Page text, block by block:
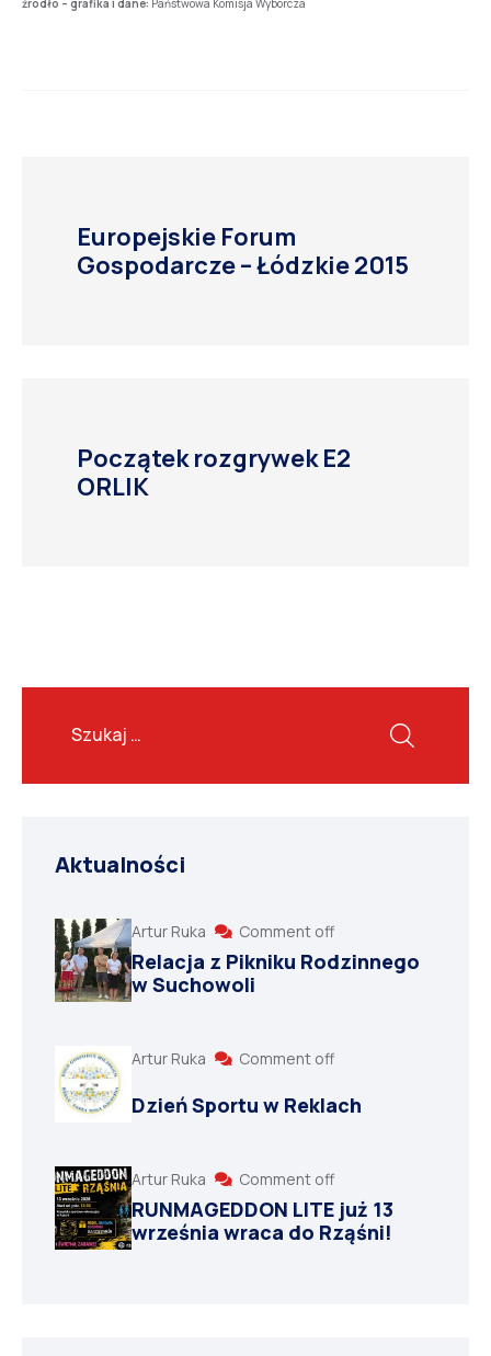
źródło – grafika i dane: Państwowa Komisja Wyborcza
Europejskie Forum
Gospodarcze – Łódzkie 2015
Początek rozgrywek E2
ORLIK
Aktualności
Artur Ruka Comment off
Relacja z Pikniku Rodzinnego
w Suchowoli
Artur Ruka Comment off
Dzień Sportu w Reklach
Artur Ruka Comment off
RUNMAGEDDON LITE już 13
września wraca do Rząśni!